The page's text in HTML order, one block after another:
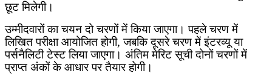
छूट मिलेगी।
उम्मीदवारों का चयन दो चरणों में किया जाएगा। पहले चरण में
लिखित परीक्षा आयोजित होगी,जबकि दूसरे चरण में इंटरव्यू या
पर्सनैलिटी टेस्ट लिया जाएगा। अंतिम मेरिट सूची दोनों चरणों में
प्राप्त अंकों के आधार पर तैयार होगी।